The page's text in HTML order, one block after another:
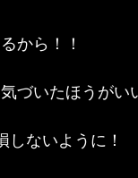
から！！
づいたほうがい
しないように！